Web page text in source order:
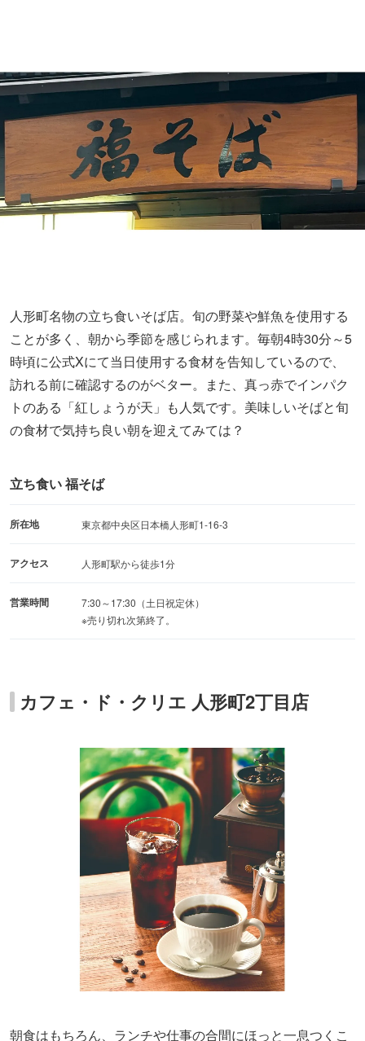
人形町名物の立ち食いそば店。旬の野菜や鮮魚を使用する
ことが多く、朝から季節を感じられます。毎朝4時30分～5
時頃に公式Xにて当日使用する食材を告知しているので、
訪れる前に確認するのがベター。また、真っ赤でインパク
トのある「紅しょうが天」も人気です。美味しいそばと旬
の食材で気持ち良い朝を迎えてみては？
立ち食い 福そば
所在地 東京都中央区日本橋人形町1-16-3
アクセス 人形町駅から徒歩1分
営業時間
7:30～17:30（土日祝定休）
※売り切れ次第終了。
カフェ・ド・クリエ 人形町2丁目店
朝食はもちろん、ランチや仕事の合間にほっと一息つくこ